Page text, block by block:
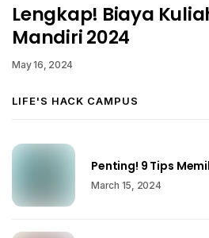
Lengkap! Biaya
Mandiri 2024
May 16, 2024
LIFE'S HACK CAMPUS
Penting! 9 Tips
March 15, 2024